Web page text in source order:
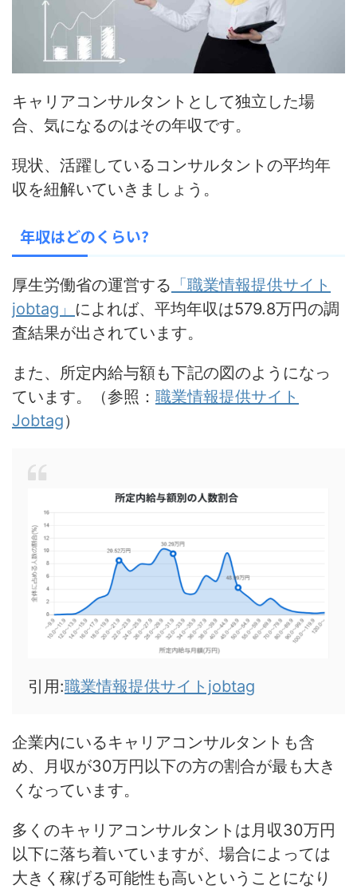
キャリアコンサルタントとして独立した場
合、気になるのはその年収です。
現状、活躍しているコンサルタントの平均年
収を紐解いていきましょう。
年収はどのくらい?
厚生労働省の運営する 「職業情報提供サイト
jobtag」 によれば、平均年収は579.8万円の調
査結果が出されています。
また、所定内給与額も下記の図のようになっ
ています。（参照： 職業情報提供サイト
Jobtag）
引用:職業情報提供サイトjobtag
企業内にいるキャリアコンサルタントも含
め、月収が30万円以下の方の割合が最も大き
くなっています。
多くのキャリアコンサルタントは月収30万円
以下に落ち着いていますが、 場合によっては
大きく稼げる可能性も高いということになり